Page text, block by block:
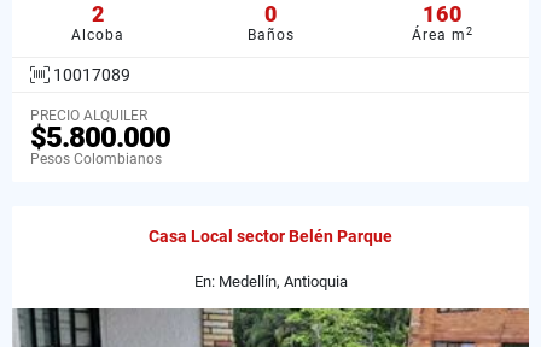
2
Alcoba
0
Baños
160
Área m2
10017089
PRECIO ALQUILER
$5.800.000
Pesos Colombianos
Casa Local sector Belén Parque
En: Medellín, Antioquia